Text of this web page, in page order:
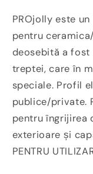
PROjolly este
pentru
deosebită a fost
treptei, care în
speciale. Profil
publice/private.
pentru îngrijirea
exterioare și
PENTRU